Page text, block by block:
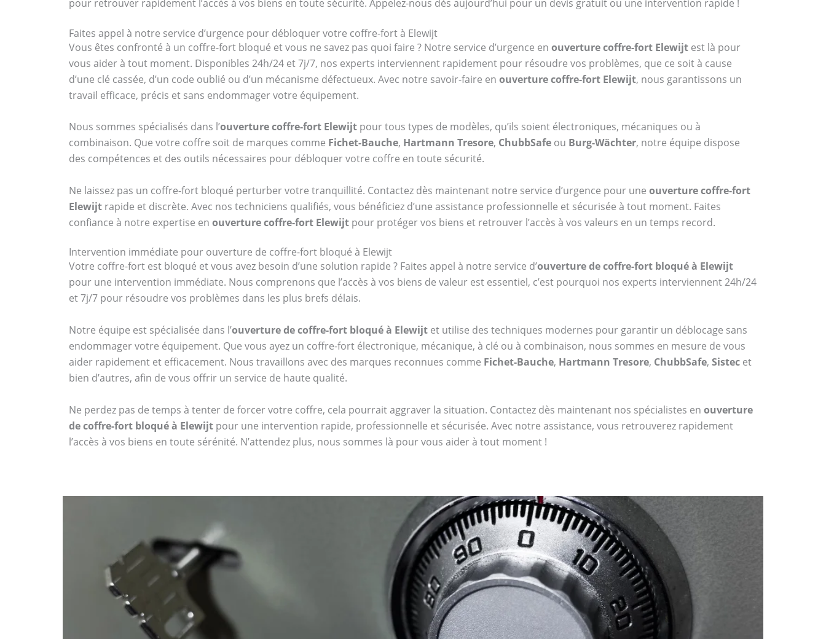
pour retrouver rapidement l’accès à vos biens en toute sécurité. Appelez-nous dès aujourd’hui pour un devis gratuit ou une intervention rapide !
Faites appel à notre service d’urgence pour débloquer votre coffre-fort à Elewijt
Vous êtes confronté à un coffre-fort bloqué et vous ne savez pas quoi faire ? Notre service d’urgence en ouverture coffre-fort Elewijt est là pour
vous aider à tout moment. Disponibles 24h/24 et 7j/7, nos experts interviennent rapidement pour résoudre vos problèmes, que ce soit à cause
d’une clé cassée, d’un code oublié ou d’un mécanisme défectueux. Avec notre savoir-faire en ouverture coffre-fort Elewijt, nous garantissons un
travail efficace, précis et sans endommager votre équipement.
Nous sommes spécialisés dans l’ouverture coffre-fort Elewijt pour tous types de modèles, qu’ils soient électroniques, mécaniques ou à
combinaison. Que votre coffre soit de marques comme Fichet-Bauche, Hartmann Tresore, ChubbSafe ou Burg-Wächter, notre équipe dispose
des compétences et des outils nécessaires pour débloquer votre coffre en toute sécurité.
Ne laissez pas un coffre-fort bloqué perturber votre tranquillité. Contactez dès maintenant notre service d’urgence pour une ouverture coffre-fort
Elewijt rapide et discrète. Avec nos techniciens qualifiés, vous bénéficiez d’une assistance professionnelle et sécurisée à tout moment. Faites
confiance à notre expertise en ouverture coffre-fort Elewijt pour protéger vos biens et retrouver l’accès à vos valeurs en un temps record.
Intervention immédiate pour ouverture de coffre-fort bloqué à Elewijt
Votre coffre-fort est bloqué et vous avez besoin d’une solution rapide ? Faites appel à notre service d’ouverture de coffre-fort bloqué à Elewijt
pour une intervention immédiate. Nous comprenons que l’accès à vos biens de valeur est essentiel, c’est pourquoi nos experts interviennent 24h/24
et 7j/7 pour résoudre vos problèmes dans les plus brefs délais.
Notre équipe est spécialisée dans l’ouverture de coffre-fort bloqué à Elewijt et utilise des techniques modernes pour garantir un déblocage sans
endommager votre équipement. Que vous ayez un coffre-fort électronique, mécanique, à clé ou à combinaison, nous sommes en mesure de vous
aider rapidement et efficacement. Nous travaillons avec des marques reconnues comme Fichet-Bauche, Hartmann Tresore, ChubbSafe, Sistec et
bien d’autres, afin de vous offrir un service de haute qualité.
Ne perdez pas de temps à tenter de forcer votre coffre, cela pourrait aggraver la situation. Contactez dès maintenant nos spécialistes en ouverture
de coffre-fort bloqué à Elewijt pour une intervention rapide, professionnelle et sécurisée. Avec notre assistance, vous retrouverez rapidement
l’accès à vos biens en toute sérénité. N’attendez plus, nous sommes là pour vous aider à tout moment !